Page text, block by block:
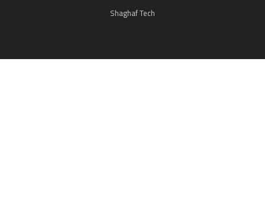
Shaghaf Tech